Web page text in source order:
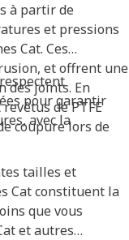
à partir de
et pressions
Cat. Ces
et offrent une
des joints. En
de PTFE
coupure lors de
pour garantir
avec la
tailles et
Cat constituent la
que vous
et autres